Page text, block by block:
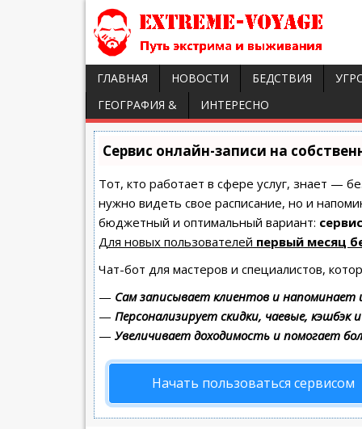
ГЛАВНАЯ НОВОСТИ БЕДСТВИЯ
ГЕОГРАФИЯ &
ИНТЕРЕСНО
Сервис онлайн-записи на
Тот, кто работает в сфере услуг, знает —
нужно видеть свое расписание, но и
бюджетный и оптимальный вариант:
Для новых пользователей первый месяц
Чат-бот для мастеров и специалистов,
— Сам записывает клиентов и напоминает
— Персонализирует скидки, чаевые, кэшбэк
— Увеличивает доходимость и помогает
Начать пользоваться сервисом